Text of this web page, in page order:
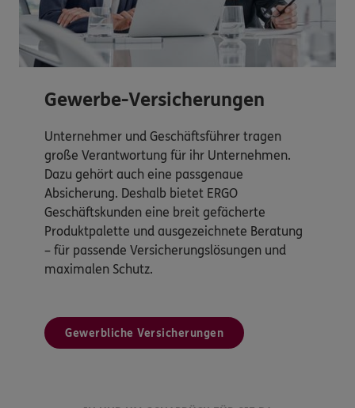
Gewerbe-Versicherungen
Unternehmer und Geschäftsführer tragen
große Verantwortung für ihr Unternehmen.
Dazu gehört auch eine passgenaue
Absicherung. Deshalb bietet ERGO
Geschäftskunden eine breit gefächerte
Produktpalette und ausgezeichnete Beratung
– für passende Versicherungslösungen und
maximalen Schutz.
Gewerbliche Versicherungen